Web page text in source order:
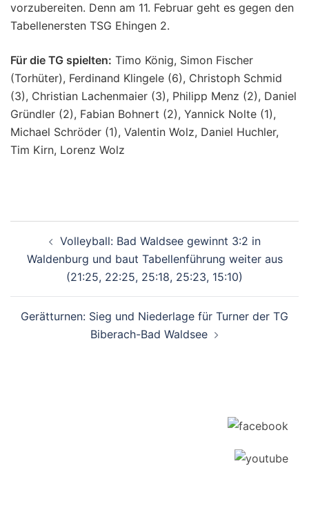
vorzubereiten. Denn am 11. Februar geht es gegen den
Tabellenersten TSG Ehingen 2.
Für die TG spielten: Timo König, Simon Fischer
(Torhüter), Ferdinand Klingele (6), Christoph Schmid
(3), Christian Lachenmaier (3), Philipp Menz (2), Daniel
Gründler (2), Fabian Bohnert (2), Yannick Nolte (1),
Michael Schröder (1), Valentin Wolz, Daniel Huchler,
Tim Kirn, Lorenz Wolz
Volleyball: Bad Waldsee gewinnt 3:2 in
Waldenburg und baut Tabellenführung weiter aus
(21:25, 22:25, 25:18, 25:23, 15:10)
Gerätturnen: Sieg und Niederlage für Turner der TG
Biberach-Bad Waldsee